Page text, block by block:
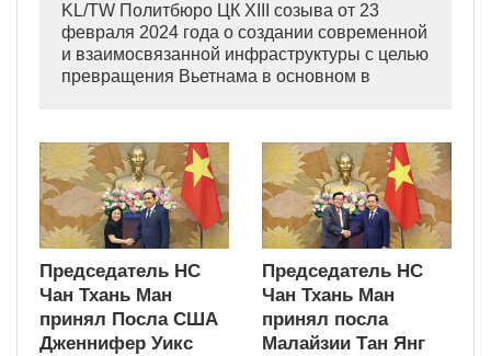
KL/TW Политбюро ЦК XIII созыва от 23
февраля 2024 года о создании современной
и взаимосвязанной инфраструктуры с целью
превращения Вьетнама в основном в
Председатель НС
Чан Тхань Ман
принял Посла США
Дженнифер Уикс
Председатель НС
Чан Тхань Ман
принял посла
Малайзии Тан Янг